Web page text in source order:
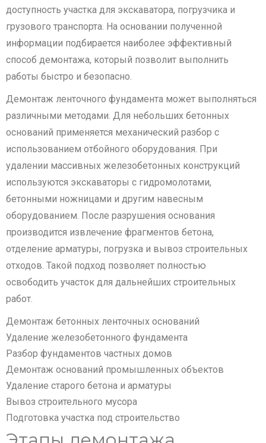
доступность участка для экскаватора, погрузчика и
грузового транспорта. На основании полученной
информации подбирается наиболее эффективный
способ демонтажа, который позволит выполнить
работы быстро и безопасно.
Демонтаж ленточного фундамента может выполняться
различными методами. Для небольших бетонных
оснований применяется механический разбор с
использованием отбойного оборудования. При
удалении массивных железобетонных конструкций
используются экскаваторы с гидромолотами,
бетонными ножницами и другим навесным
оборудованием. После разрушения основания
производится извлечение фрагментов бетона,
отделение арматуры, погрузка и вывоз строительных
отходов. Такой подход позволяет полностью
освободить участок для дальнейших строительных
работ.
Демонтаж бетонных ленточных оснований
Удаление железобетонного фундамента
Разбор фундаментов частных домов
Демонтаж оснований промышленных объектов
Удаление старого бетона и арматуры
Вывоз строительного мусора
Подготовка участка под строительство